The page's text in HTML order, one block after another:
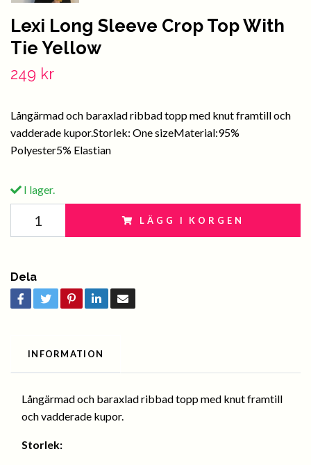
Lexi Long Sleeve Crop Top With
Tie Yellow
249 kr
Långärmad och baraxlad ribbad topp med knut framtill och
vadderade kupor.Storlek: One sizeMaterial:95%
Polyester5% Elastian
I lager.
LÄGG I KORGEN
Dela
INFORMATION
Långärmad och baraxlad ribbad topp med knut framtill
och vadderade kupor.
Storlek: